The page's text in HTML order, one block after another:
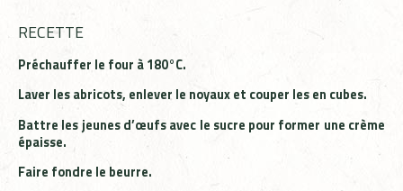
RECETTE
Préchauffer le four à 180°C.
Laver les abricots, enlever le noyaux et couper les en cubes.
Battre les jeunes d’œufs avec le sucre pour former une crème
épaisse.
Faire fondre le beurre.